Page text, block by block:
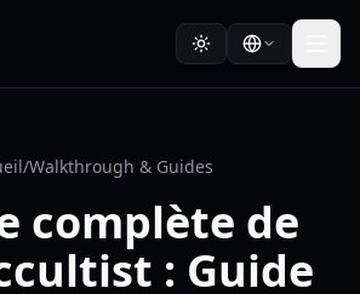
/Walkthrough & Guides
complète de
: Guide